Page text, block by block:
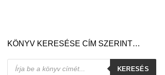
KÖNYV KERESÉSE CÍM SZERINT…
Products
search
KERESÉS